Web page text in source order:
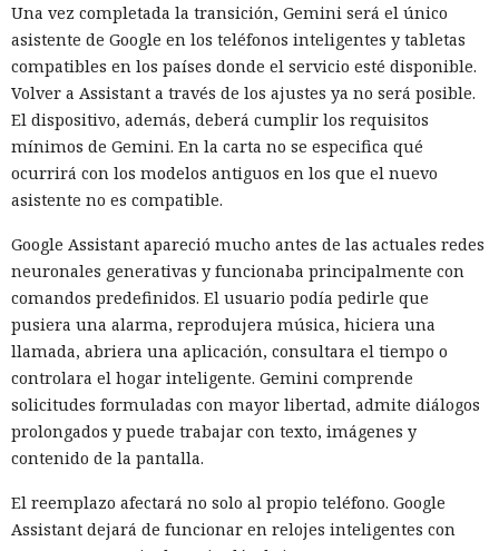
Una vez completada la transición, Gemini será el único
asistente de Google en los teléfonos inteligentes y tabletas
compatibles en los países donde el servicio esté disponible.
Volver a Assistant a través de los ajustes ya no será posible.
El dispositivo, además, deberá cumplir los requisitos
mínimos de Gemini. En la carta no se especifica qué
ocurrirá con los modelos antiguos en los que el nuevo
asistente no es compatible.
Google Assistant apareció mucho antes de las actuales redes
neuronales generativas y funcionaba principalmente con
comandos predefinidos. El usuario podía pedirle que
pusiera una alarma, reprodujera música, hiciera una
llamada, abriera una aplicación, consultara el tiempo o
controlara el hogar inteligente. Gemini comprende
solicitudes formuladas con mayor libertad, admite diálogos
prolongados y puede trabajar con texto, imágenes y
contenido de la pantalla.
El reemplazo afectará no solo al propio teléfono. Google
Assistant dejará de funcionar en relojes inteligentes con